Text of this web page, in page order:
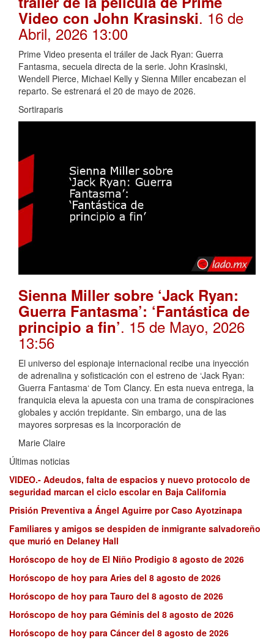
Video con John Krasinski. 16 de
Abril, 2026 13:00
Prime Video presenta el tráiler de Jack Ryan: Guerra
Fantasma, secuela directa de la serie. John Krasinski,
Wendell Pierce, Michael Kelly y Sienna Miller encabezan el
reparto. Se estrenará el 20 de mayo de 2026.
Sortiraparis
Sienna Miller sobre ‘Jack Ryan:
Guerra Fantasma’: ‘Fantástica de
principio a fin’. 15 de Mayo, 2026
13:56
El universo del espionaje internacional recibe una inyección
de adrenalina y sofisticación con el estreno de ‘Jack Ryan:
Guerra Fantasma‘ de Tom Clancy. En esta nueva entrega, la
franquicia eleva la apuesta con una trama de conspiraciones
globales y acción trepidante. Sin embargo, una de las
mayores sorpresas es la incorporación de
Marie Claire
Últimas noticias
VIDEO.- Adeudos, falta de espacios y nuevo protocolo de
seguridad marcan el ciclo escolar en Baja California
Prisión Preventiva a Ángel Aguirre por Caso Ayotzinapa
Familiares y amigos se despiden de inmigrante salvadoreño
que murió en Delaney Hall
Horóscopo de hoy de El Niño Prodigio 8 agosto de 2026
Horóscopo de hoy para Aries del 8 agosto de 2026
Horóscopo de hoy para Tauro del 8 agosto de 2026
Horóscopo de hoy para Géminis del 8 agosto de 2026
Horóscopo de hoy para Cáncer del 8 agosto de 2026